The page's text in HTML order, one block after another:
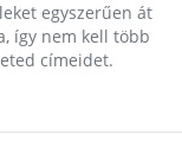
egyszerűen át
így nem kell több
címeidet.